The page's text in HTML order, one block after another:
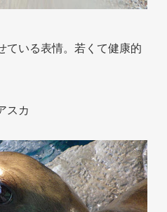
ている表情。若くて健康的
スカ